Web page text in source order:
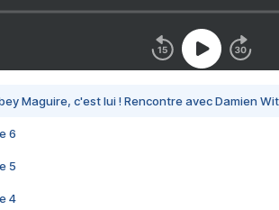
Maguire, c'est lui ! Rencontre avec Damien
6
5
4